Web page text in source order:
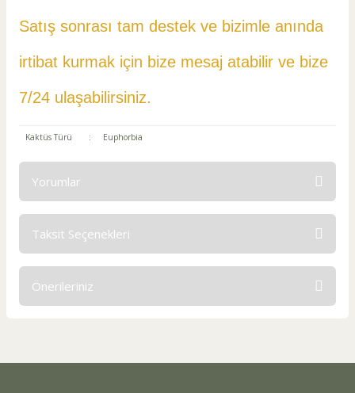
Satış sonrası tam destek ve bizimle anında
irtibat kurmak için bize mesaj atabilir ve bize
7/24 ulaşabilirsiniz.
Kaktüs Türü : Euphorbia
Yorumlar
Taksit Seçenekleri
Önerileriniz